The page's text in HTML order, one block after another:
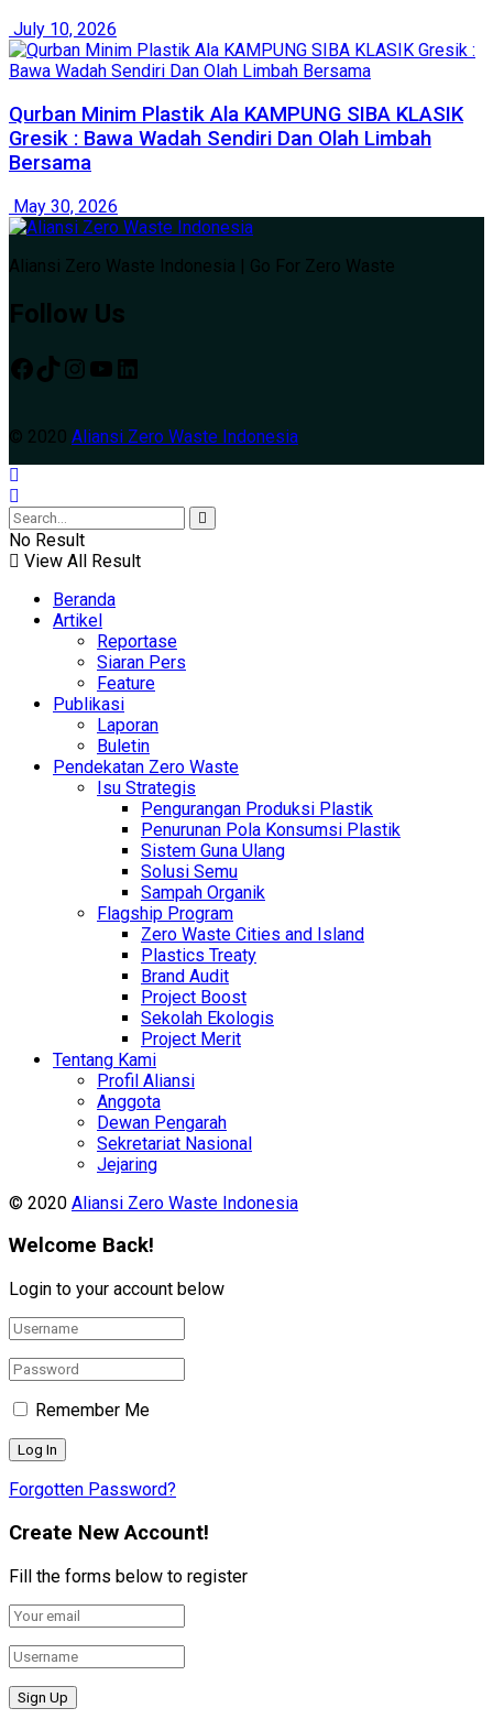
July 10, 2026
Qurban Minim Plastik Ala KAMPUNG SIBA KLASIK
Gresik : Bawa Wadah Sendiri Dan Olah Limbah
Bersama
May 30, 2026
Aliansi Zero Waste Indonesia | Go For Zero Waste
Follow Us
© 2020 Aliansi Zero Waste Indonesia
No Result
View All Result
Beranda
Artikel
Reportase
Siaran Pers
Feature
Publikasi
Laporan
Buletin
Pendekatan Zero Waste
Isu Strategis
Pengurangan Produksi Plastik
Penurunan Pola Konsumsi Plastik
Sistem Guna Ulang
Solusi Semu
Sampah Organik
Flagship Program
Zero Waste Cities and Island
Plastics Treaty
Brand Audit
Project Boost
Sekolah Ekologis
Project Merit
Tentang Kami
Profil Aliansi
Anggota
Dewan Pengarah
Sekretariat Nasional
Jejaring
© 2020 Aliansi Zero Waste Indonesia
Welcome Back!
Login to your account below
Remember Me
Forgotten Password?
Create New Account!
Fill the forms below to register